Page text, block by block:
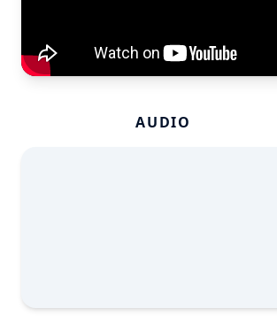
AUDIO